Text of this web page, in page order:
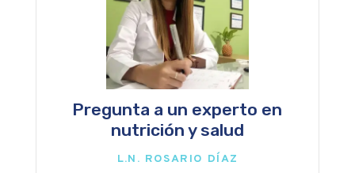
Pregunta a un experto en
nutrición y salud
L.N. ROSARIO DÍAZ